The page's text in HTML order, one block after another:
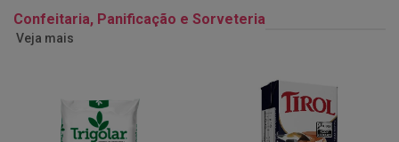
Confeitaria, Panificação e Sorveteria
Veja mais